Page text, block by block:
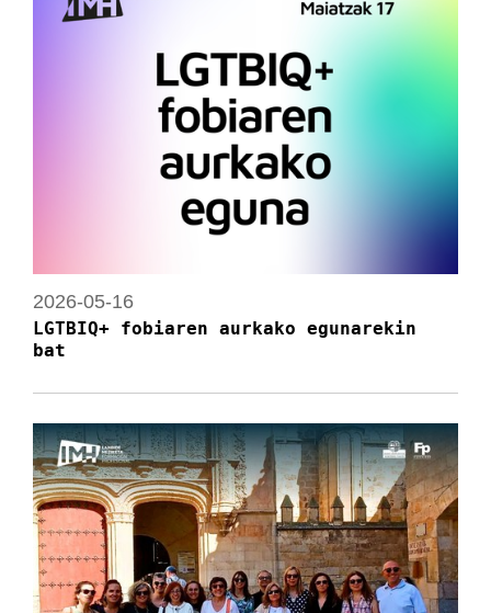
2026-05-16
LGTBIQ+ fobiaren aurkako egunarekin
bat